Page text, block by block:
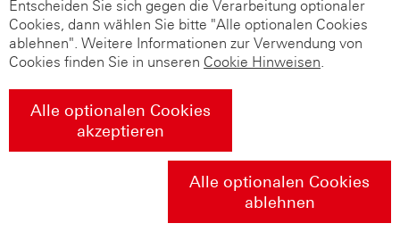
Entscheiden Sie sich gegen die Verarbeitung optionaler
Cookies, dann wählen Sie bitte "Alle optionalen Cookies
ablehnen". Weitere Informationen zur Verwendung von
Cookies finden Sie in unseren Cookie Hinweisen.
Alle optionalen Cookies
akzeptieren
Alle optionalen Cookies
ablehnen